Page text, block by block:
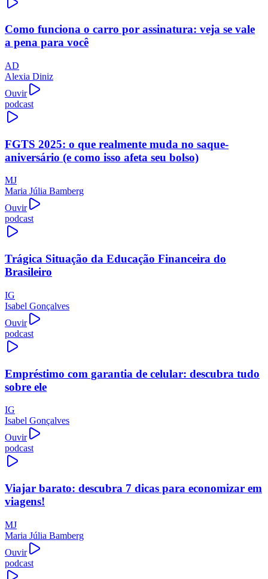
Como funciona o carro por assinatura: veja se vale
a pena para você
AD
Alexia Diniz
Ouvir
podcast
FGTS 2025: o que realmente muda no saque-
aniversário (e como isso afeta seu bolso)
MJ
Maria Júlia Bamberg
Ouvir
podcast
Trágica Situação da Educação Financeira do
Brasileiro
IG
Isabel Gonçalves
Ouvir
podcast
Empréstimo com garantia de celular: descubra tudo
sobre ele
IG
Isabel Gonçalves
Ouvir
podcast
Viajar barato: descubra 7 dicas para economizar em
viagens!
MJ
Maria Júlia Bamberg
Ouvir
podcast